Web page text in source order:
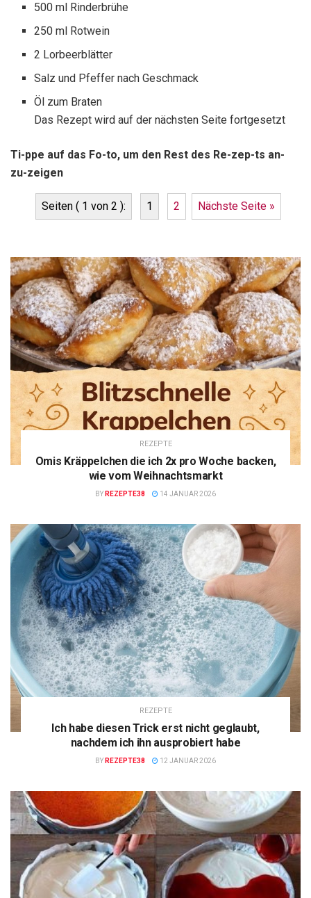
500 ml Rinderbrühe
250 ml Rotwein
2 Lorbeerblätter
Salz und Pfeffer nach Geschmack
Öl zum Braten
Das Rezept wird auf der nächsten Seite fortgesetzt
Ti-ppe auf das Fo-to, um den Rest des Re-zep-ts an-
zu-zeigen
Seiten ( 1 von 2 ): 1 2 Nächste Seite »
REZEPTE
Omis Kräppelchen die ich 2x pro Woche backen,
wie vom Weihnachtsmarkt
BY REZEPTE38 14 JANUAR 2026
REZEPTE
Ich habe diesen Trick erst nicht geglaubt,
nachdem ich ihn ausprobiert habe
BY REZEPTE38 12 JANUAR 2026